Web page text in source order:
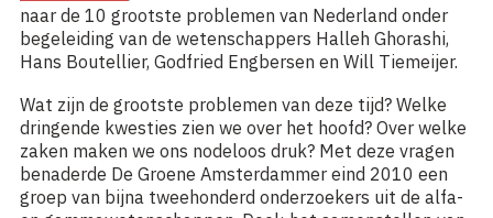
naar de 10 grootste problemen van Nederland onder
begeleiding van de wetenschappers Halleh Ghorashi,
Hans Boutellier, Godfried Engbersen en Will Tiemeijer.
Wat zijn de grootste problemen van deze tijd? Welke
dringende kwesties zien we over het hoofd? Over welke
zaken maken we ons nodeloos druk? Met deze vragen
benaderde De Groene Amsterdammer eind 2010 een
groep van bijna tweehonderd onderzoekers uit de alfa-